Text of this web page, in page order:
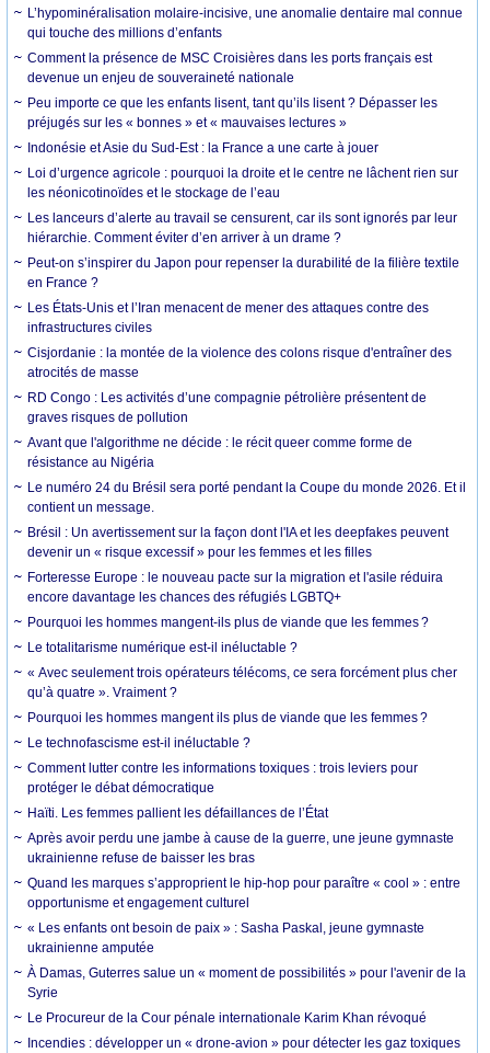
L’hypominéralisation molaire-incisive, une anomalie dentaire mal connue
qui touche des millions d’enfants
Comment la présence de MSC Croisières dans les ports français est
devenue un enjeu de souveraineté nationale
Peu importe ce que les enfants lisent, tant qu’ils lisent ? Dépasser les
préjugés sur les « bonnes » et « mauvaises lectures »
Indonésie et Asie du Sud-Est : la France a une carte à jouer
Loi d’urgence agricole : pourquoi la droite et le centre ne lâchent rien sur
les néonicotinoïdes et le stockage de l’eau
Les lanceurs d’alerte au travail se censurent, car ils sont ignorés par leur
hiérarchie. Comment éviter d’en arriver à un drame ?
Peut-on s’inspirer du Japon pour repenser la durabilité de la filière textile
en France ?
Les États-Unis et l’Iran menacent de mener des attaques contre des
infrastructures civiles
Cisjordanie : la montée de la violence des colons risque d'entraîner des
atrocités de masse
RD Congo : Les activités d’une compagnie pétrolière présentent de
graves risques de pollution
Avant que l'algorithme ne décide : le récit queer comme forme de
résistance au Nigéria
Le numéro 24 du Brésil sera porté pendant la Coupe du monde 2026. Et il
contient un message.
Brésil : Un avertissement sur la façon dont l'IA et les deepfakes peuvent
devenir un « risque excessif » pour les femmes et les filles
Forteresse Europe : le nouveau pacte sur la migration et l'asile réduira
encore davantage les chances des réfugiés LGBTQ+
Pourquoi les hommes mangent-ils plus de viande que les femmes ?
Le totalitarisme numérique est-il inéluctable ?
« Avec seulement trois opérateurs télécoms, ce sera forcément plus cher
qu’à quatre ». Vraiment ?
Pourquoi les hommes mangent ils plus de viande que les femmes ?
Le technofascisme est-il inéluctable ?
Comment lutter contre les informations toxiques : trois leviers pour
protéger le débat démocratique
Haïti. Les femmes pallient les défaillances de l’État
Après avoir perdu une jambe à cause de la guerre, une jeune gymnaste
ukrainienne refuse de baisser les bras
Quand les marques s’approprient le hip-hop pour paraître « cool » : entre
opportunisme et engagement culturel
« Les enfants ont besoin de paix » : Sasha Paskal, jeune gymnaste
ukrainienne amputée
À Damas, Guterres salue un « moment de possibilités » pour l'avenir de la
Syrie
Le Procureur de la Cour pénale internationale Karim Khan révoqué
Incendies : développer un « drone-avion » pour détecter les gaz toxiques